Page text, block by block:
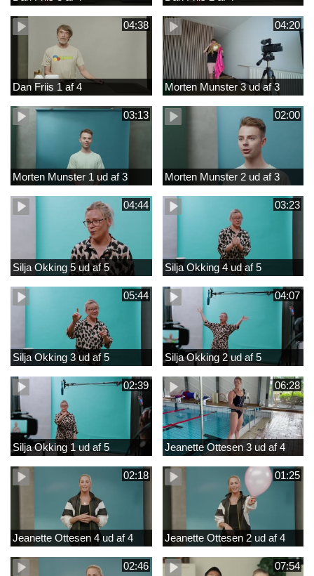
04:38
Dan Friis 1 af 4
04:20
Morten Munster 3 ud af 3
03:13
Morten Munster 1 ud af 3
02:00
Morten Munster 2 ud af 3
04:44
Silja Okking 5 ud af 5
03:23
Silja Okking 4 ud af 5
05:44
Silja Okking 3 ud af 5
04:07
Silja Okking 2 ud af 5
02:39
Silja Okking 1 ud af 5
06:28
Jeanette Ottesen 3 ud af 4
02:18
Jeanette Ottesen 4 ud af 4
01:25
Jeanette Ottesen 2 ud af 4
02:46 07:54